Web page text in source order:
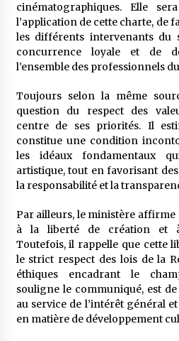
cinématographiques. Elle
l’application de cette charte, de
les différents intervenants du
concurrence loyale et de
l’ensemble des professionnels
Toujours selon la même
question du respect des
centre de ses priorités. Il
constitue une condition
les idéaux fondamentaux
artistique, tout en favorisant
la responsabilité et la
Par ailleurs, le ministère affirme
à la liberté de création et à
Toutefois, il rappelle que cette
le strict respect des lois de la
éthiques encadrant le
souligne le communiqué, est
au service de l’intérêt général
en matière de développement